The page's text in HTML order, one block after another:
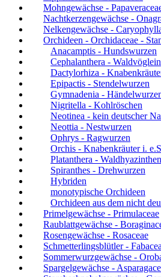
Mohngewächse -
Nachtkerzengewächse -
Nelkengewächse -
Orchideen - Orchidaceae -
Anacamptis - Hundswurzen
Cephalanthera - Waldvöglein
Dactylorhiza -
Epipactis - Stendelwurzen
Gymnadenia -
Nigritella - Kohlröschen
Neotinea - kein deutscher
Neottia - Nestwurzen
Ophrys - Ragwurzen
Orchis - Knabenkräuter i.
Platanthera - Waldhyazinthen
Spiranthes - Drehwurzen
Hybriden
monotypische Orchideen
Orchideen aus dem nicht
Primelgewächse - Primulaceae
Raublattgewächse -
Rosengewächse - Rosaceae
Schmetterlingsblütler -
Sommerwurzgewächse -
Spargelgewächse -